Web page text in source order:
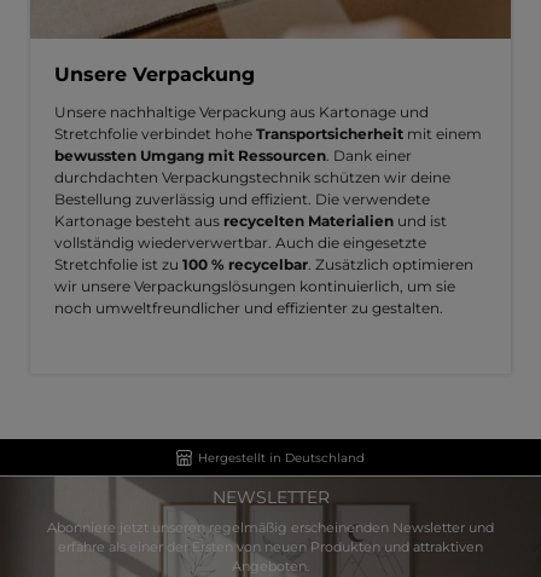
Unsere Verpackung
Unsere nachhaltige Verpackung aus Kartonage und
Stretchfolie verbindet hohe Transportsicherheit mit einem
bewussten Umgang mit Ressourcen . Dank einer
durchdachten Verpackungstechnik schützen wir deine
Bestellung zuverlässig und effizient. Die verwendete
Kartonage besteht aus recycelten Materialien und ist
vollständig wiederverwertbar. Auch die eingesetzte
Stretchfolie ist zu 100 % recycelbar . Zusätzlich optimieren
wir unsere Verpackungslösungen kontinuierlich, um sie
noch umweltfreundlicher und effizienter zu gestalten.
Hergestellt in Deutschland
NEWSLETTER
Abonniere jetzt unseren regelmäßig erscheinenden Newsletter und
erfahre als einer der Ersten von neuen Produkten und attraktiven
Angeboten.